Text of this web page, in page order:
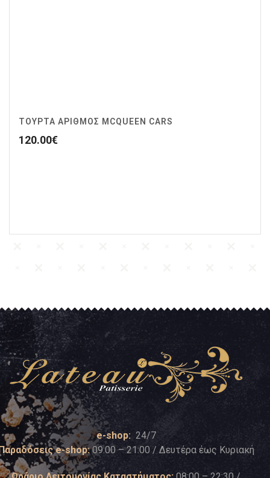
ΤΟΥΡΤΑ ΑΡΙΘΜΟΣ MCQUEEN CARS
120.00€
e-shop: 24/7
e-shop:09:00 – 21:00 / Δευτέρα έως Κυριακή